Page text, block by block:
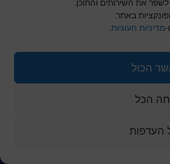
את השירותים והתוכן.
באתר.
ו-מדיניות העוגיות.
הכול
הכל
העדפות